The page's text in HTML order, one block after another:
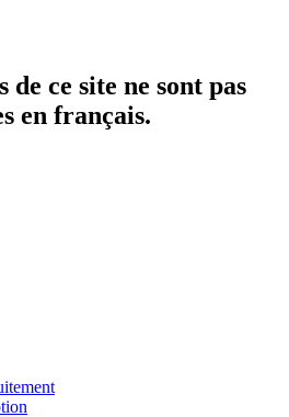
de ce site ne sont pas
en français.